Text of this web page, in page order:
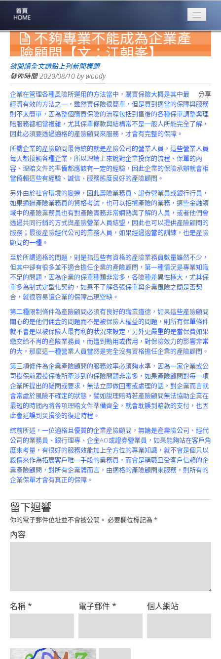
專業豐林
Professional
保險大家談
1386集
台灣商業保險
第一品牌
關於豐林
About
服務項目
Service
火災保額
估算系統
商品簡介
Product
不夠專業不能成為企業產
險顧問【文：江朝峯】
欲閱讀全文請點上列新聞標題
發佈時間2020/08/10 bywoody
分享
企業在管理各種風險所運用的方法當中，購買保險大概是其中最
經濟有效的方法之一，雖然買保險很簡單，但是買到適當的保障與服務
則不太簡單，因為整個購買保險的流程包括到售後的各種保單調整與理
賠服務都相當複雜，尤其保單條款與結構常不是一般人所能完全了解，
因此必須要透過適格的產險顧問來服務，才會有完整的保障。
所謂企業的產險顧問最傳統的就是產險公司的營業人員，這些營業人員
每天都接觸各種企業，所以理論上來說對企業投保的流程、保單的內
容、理賠文件的準備都應該有一定的經驗，因此企業的保險承辦就會相
當倚賴這些有經驗、誠信、服務態度良好的產險顧問。
另外由於社會環境的變遷，因此壽險業務員、證券營業員或銀行行員，
如果通過產險業務員的資格考試，也可以招攬產險的業務，這些金融領
域中的產險業務員也有對產險實務非常嫻熟與了解的人員，或者他們會
透過共同行銷的方式與產險營業人員結盟，因此也可以提供產險顧問的
服務；最後產險經代公司的業務人員，如果經過適當的訓練，也是產險
顧問的一種。
至於所謂適格的問題，則是指這些有資格的產險業務員數量雖然不少，
但其中卻有很多並不適合擔任企業的產險顧問，第一種情況是專業知識
不足的問題，因為企業的保單種類非常多，各險種差異性極大，尤其保
單多為制式定型化契約，如果不了解各張保單與企業風險之間是否契
合，就很容易讓企業的保障出現空缺。
第二種限制條件為產險顧問必須有良好的職業道德，如果這些產險顧問
關心的是他們佣金的問題而不是被保險人權益的問題，則所有保單條件
就不會是以被保險人最有利的狀況來設定，另外更嚴重的是當保費如果
繳交給不肖的產險業務員，而遭到動用或借用，對保險效力的影響非常
的大，那麼這一種營業人員當然是完全沒有資格擔任企業的產險顧問。
第三項條件為企業產險顧問的服務效率必須夠水準，因為一家企業或公
司投保前跟投保後所牽涉到的保險問題非常多，如果產險顧問對每一項
企業所提出的疑問或要求，無法立即做回應或處理的話，對企業而言就
會常處於風險不確定的狀態，譬如說理賠時若產險顧問無法協助企業在
最短的時間內將各項理賠文件準備齊全，就會耽誤到賠款的支付，也因
此會延誤到災損後的復建時程。
綜前所述，一位適格且優質的企業產險顧問，無論是產壽險公司、經代
公司的業務員、銀行理專、企金AO或證券營業員，如果能夠站在客戶角
度來考量，有很好的服務效能加上全方位的專業知識，就不會是個只以
殺價來作為拓展客戶唯一手段的業務員，而會是稱職且受客戶信賴的企
業產險顧問，對所有企業體而言，由適格的產險顧問來服務，則所有的
企業保單才會有真正的保障。
留下迴響
你的電子郵件位址並不會被公開。 必要欄位標記為 *
內容
名稱* 電子郵件* 個人網站